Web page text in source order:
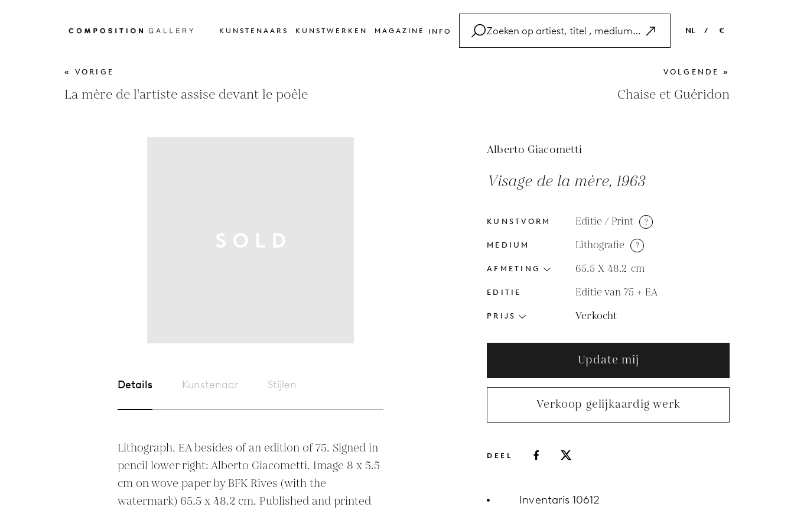
KUNSTENAARS KUNSTWERKEN MAGAZINE INFO NL
NL
ES
/ €
EUR
GBP
« VORIGE
La mère de l'artiste assise devant le poêle
VOLGENDE »
Chaise et Guéridon
Details Kunstenaar Stijlen
Lithograph. EA besides of an edition of 75. Signed in
pencil lower right: Alberto Giacometti. Image 8 x 5.5
cm on wove paper by BFK Rives (with the
watermark) 65.5 x 48.2 cm. Published and printed
Alberto Giacometti
Visage de la mère, 1963
KUNSTVORM Editie / Print ?
MEDIUM Lithografie ?
AFMETING 65.5 X 48.2 cm
EDITIE Editie van 75 + EA
PRIJS Verkocht
Update mij
Verkoop gelijkaardig werk
DEEL
Inventaris 10612